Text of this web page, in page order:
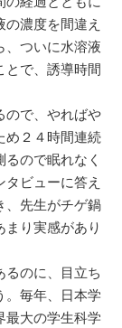
濃度を間違え
、ついに水溶液
とで、誘導時間
ので、やればや
め２４時間連続
ので眠れなく
ビューに答え
、先生がチゲ鍋
まり実感があり
のに、目立ち
。毎年、日本学
最大の学生科学